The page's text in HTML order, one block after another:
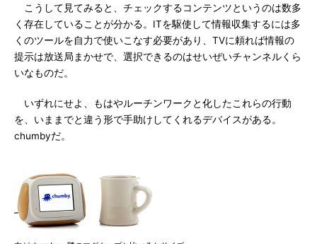
こうして見てみると、チェックするコンテンツというのは数多
く存在していることが分かる。ITを駆使して情報収集するには多
くのツールを自力で使いこなす必要があり、TVに頼れば情報の
提示は放送局まかせで、選択できるのはせいぜいチャンネルくら
いなものだ。
いずれにせよ、もはやルーチンワークと化したこれらの行動
を、いままでと違う形で手助けしてくれるデバイスがある。
chumbyだ。